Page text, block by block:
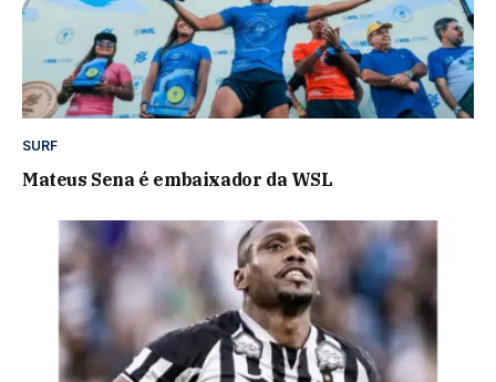
SURF
Mateus Sena é embaixador da WSL